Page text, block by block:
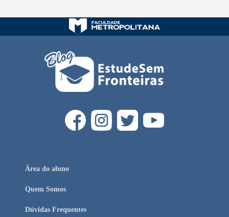
Área do aluno
Quem Somos
Dúvidas Frequentes